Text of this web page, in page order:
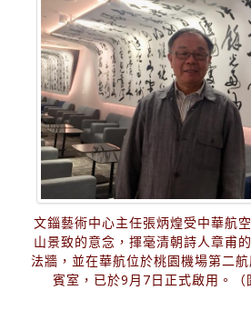
文錙藝術中心主任張炳煌受中華航
山景致的意念，揮毫清朝詩人章甫
法牆，並在華航位於桃園機場第二
賓室，已於9月7日正式啟用。（